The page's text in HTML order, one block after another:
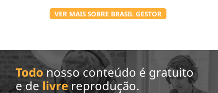
VER MAIS SOBRE BRASIL GESTOR
Todo nosso conteúdo é gratuito
e de livrereprodução.